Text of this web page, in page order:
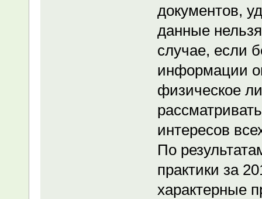
документов,
данные
случае, если
информации
физическое
интересов
По
практики за
характерные